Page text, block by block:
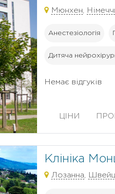
Мюнхен
Анестезіологія
Дитяча
Немає відгуків
ЦІНИ
Клініка
Лозанна